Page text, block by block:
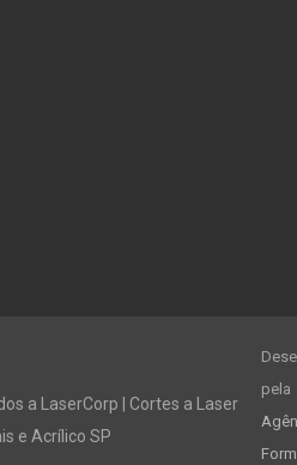
a LaserCorp | Cortes a Laser
e Acrílico SP
pela